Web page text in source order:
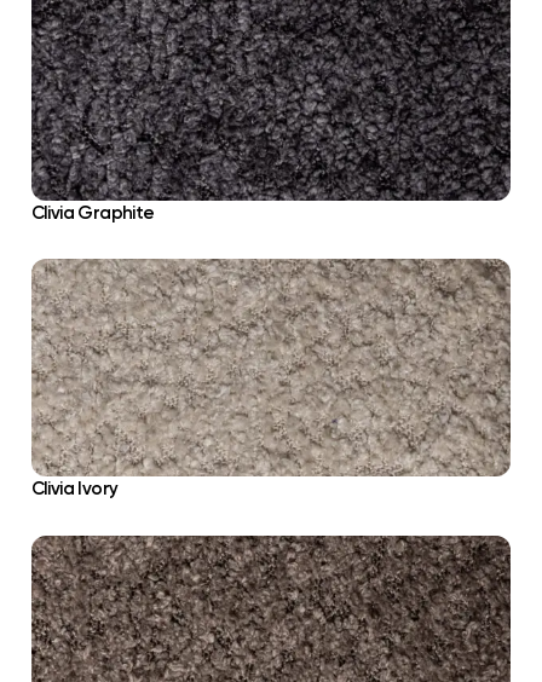
Clivia Graphite
Clivia Ivory